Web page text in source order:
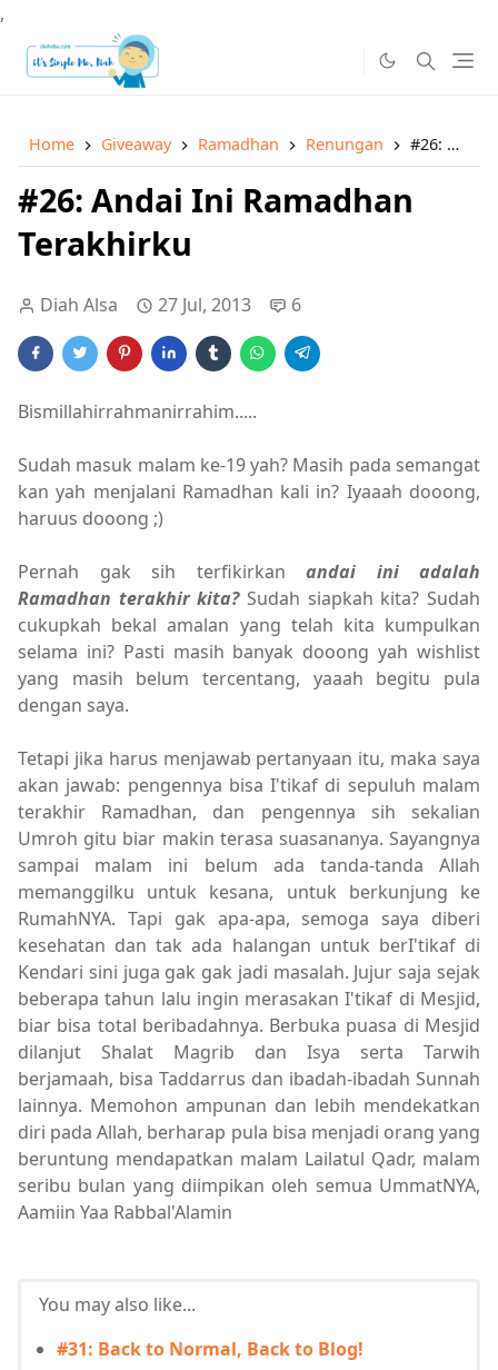
,
Home Giveaway Ramadhan Renungan #26: Andai Ini Ramadhan Terakhirku
#26: Andai Ini Ramadhan
Terakhirku
Diah Alsa 27 Jul, 2013 6
Bismillahirrahmanirrahim.....
Sudah masuk malam ke-19 yah? Masih pada semangat
kan yah menjalani Ramadhan kali in? Iyaaah dooong,
haruus dooong ;)
Pernah gak sih terfikirkan andai ini adalah
Ramadhan terakhir kita?Sudah siapkah kita? Sudah
cukupkah bekal amalan yang telah kita kumpulkan
selama ini? Pasti masih banyak dooong yah wishlist
yang masih belum tercentang, yaaah begitu pula
dengan saya.
Tetapi jika harus menjawab pertanyaan itu, maka saya
akan jawab: pengennya bisa I'tikaf di sepuluh malam
terakhir Ramadhan, dan pengennya sih sekalian
Umroh gitu biar makin terasa suasananya. Sayangnya
sampai malam ini belum ada tanda-tanda Allah
memanggilku untuk kesana, untuk berkunjung ke
RumahNYA. Tapi gak apa-apa, semoga saya diberi
kesehatan dan tak ada halangan untuk berI'tikaf di
Kendari sini juga gak gak jadi masalah. Jujur saja sejak
beberapa tahun lalu ingin merasakan I'tikaf di Mesjid,
biar bisa total beribadahnya. Berbuka puasa di Mesjid
dilanjut Shalat Magrib dan Isya serta Tarwih
berjamaah, bisa Taddarrus dan ibadah-ibadah Sunnah
lainnya. Memohon ampunan dan lebih mendekatkan
diri pada Allah, berharap pula bisa menjadi orang yang
beruntung mendapatkan malam Lailatul Qadr, malam
seribu bulan yang diimpikan oleh semua UmmatNYA,
Aamiin Yaa Rabbal'Alamin
You may also like...
#31: Back to Normal, Back to Blog!